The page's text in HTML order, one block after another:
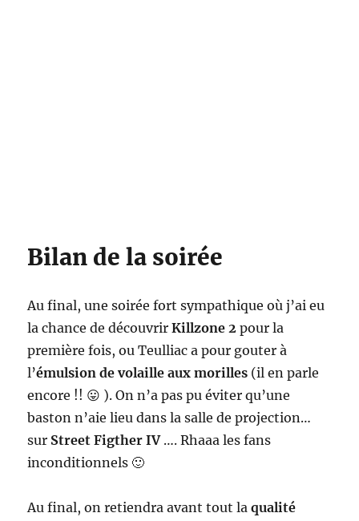
Bilan de la soirée
Au final, une soirée fort sympathique où j’ai eu
la chance de découvrirKillzone 2pour la
première fois, ou Teulliac a pour gouter à
l’émulsion de volaille aux morilles (il en parle
encore !! 😛 ). On n’a pas pu éviter qu’une
baston n’aie lieu dans la salle de projection…
sur Street Figther IV…. Rhaaa les fans
inconditionnels 🙂
Au final, on retiendra avant tout laqualité